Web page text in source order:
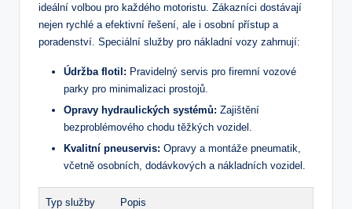
ideální volbou ‌pro každého motoristu. Zákazníci dostávají
nejen rychlé ⁢a efektivní⁤ řešení, ale i osobní přístup ​a
poradenství. Speciální služby ​pro nákladní vozy zahrnují:
Údržba flotil: Pravidelný servis pro ⁤firemní vozové
parky pro minimalizaci prostojů.
Opravy hydraulických systémů: Zajištění⁣
bezproblémového chodu těžkých vozidel.
Kvalitní pneuservis: Opravy a⁤ montáže pneumatik,
včetně osobních, dodávkových a ‌nákladních vozidel.
Typ služby Popis